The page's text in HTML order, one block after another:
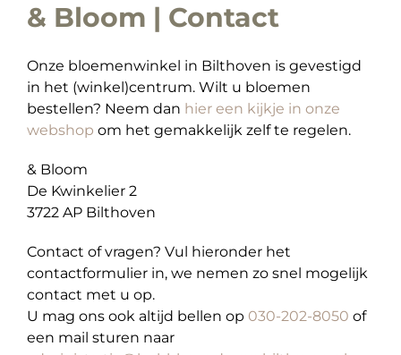
& Bloom | Contact
Onze bloemenwinkel in Bilthoven is gevestigd
in het (winkel)centrum. Wilt u bloemen
bestellen? Neem dan hier een kijkje in onze
webshop om het gemakkelijk zelf te regelen.
& Bloom
De Kwinkelier 2
3722 AP Bilthoven
Contact of vragen? Vul hieronder het
contactformulier in, we nemen zo snel mogelijk
contact met u op.
U mag ons ook altijd bellen op 030-202-8050 of
een mail sturen naar